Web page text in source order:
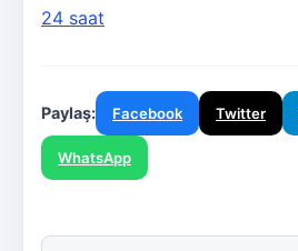
24 saat
Paylaş: Facebook Twitter
WhatsApp